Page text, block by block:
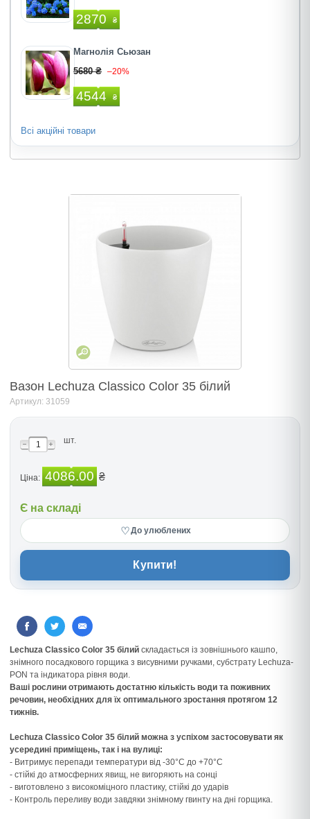
2870 ₴
Магнолія Сьюзан
5680 ₴ –20%
4544 ₴
Всі акційні товари
Вазон Lechuza Classico Color 35 білий
Артикул: 31059
шт.
Ціна: 4086.00 ₴
Є на складі
♡До улюблених
Купити!
Lechuza Classico Color 35 білий складається із зовнішнього кашпо,
знімного посадкового горщика з висувними ручками, субстрату Lechuza-
PON та індикатора рівня води.
Ваші рослини отримають достатню кількість води та поживних
речовин, необхідних для їх оптимального зростання протягом 12
тижнів.
Lechuza Classico Color 35 білий можна з успіхом застосовувати як
усередині приміщень, так і на вулиці:
- Витримує перепади температури від -30°С до +70°С
- стійкі до атмосферних явищ, не вигоряють на сонці
- виготовлено з високоміцного пластику, стійкі до ударів
- Контроль переливу води завдяки знімному гвинту на дні горщика.